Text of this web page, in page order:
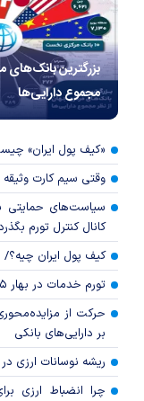
بزرگترین بانک‌های
مجموع دارایی‌ها
«کیف پول ایران»
وقتی سیم کارت
سیاست‌های حمایتی
کانال کنترل تورم
کیف پول ایران
تورم خدمات در بهار ۱۴۰۵ چقدر شد؟
حرکت از
بر دارایی‌های بانکی
ریشه نوسانات ارزی
چرا انضباط ارزی